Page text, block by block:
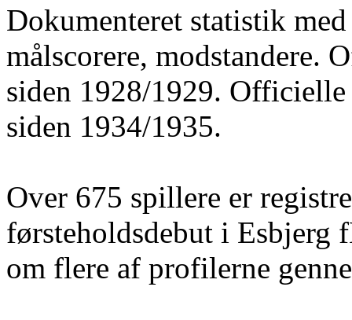
Dokumenteret statistik
målscorere, modstandere.
siden 1928/1929.
siden 1934/1935.
Over 675 spillere er
førsteholdsdebut i Esbjerg
om flere af profilerne